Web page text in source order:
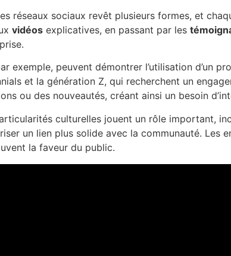
réseaux sociaux revêt plusieurs formes, et
vidéos explicatives, en passant par les
exemple, peuvent démontrer l’utilisation d’un
et la génération Z, qui recherchent un
ou des nouveautés, créant ainsi un besoin
culturelles jouent un rôle important,
un lien plus solide avec la communauté. Les
la faveur du public.